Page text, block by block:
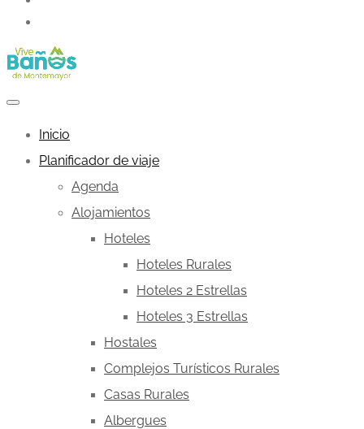
Inicio
Planificador de viaje
Agenda
Alojamientos
Hoteles
Hoteles Rurales
Hoteles 2 Estrellas
Hoteles 3 Estrellas
Hostales
Complejos Turísticos Rurales
Casas Rurales
Albergues